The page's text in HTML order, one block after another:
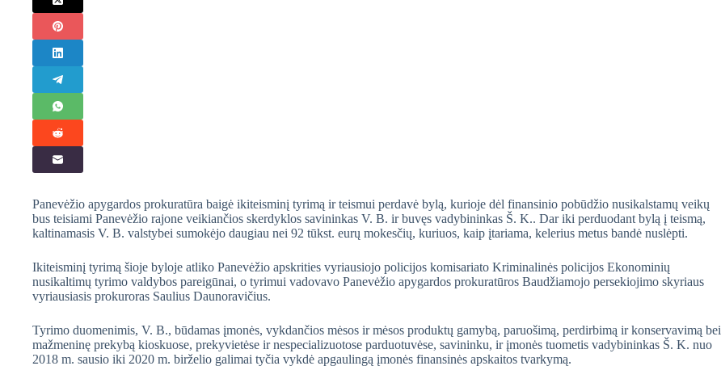
Panevėžio apygardos prokuratūra baigė ikiteisminį tyrimą ir teismui perdavė bylą, kurioje dėl finansinio pobūdžio nusikalstamų veikų
bus teisiami Panevėžio rajone veikiančios skerdyklos savininkas V. B. ir buvęs vadybininkas Š. K.. Dar iki perduodant bylą į teismą,
kaltinamasis V. B. valstybei sumokėjo daugiau nei 92 tūkst. eurų mokesčių, kuriuos, kaip įtariama, kelerius metus bandė nuslėpti.
Ikiteisminį tyrimą šioje byloje atliko Panevėžio apskrities vyriausiojo policijos komisariato Kriminalinės policijos Ekonominių
nusikaltimų tyrimo valdybos pareigūnai, o tyrimui vadovavo Panevėžio apygardos prokuratūros Baudžiamojo persekiojimo skyriaus
vyriausiasis prokuroras Saulius Daunoravičius.
Tyrimo duomenimis, V. B., būdamas įmonės, vykdančios mėsos ir mėsos produktų gamybą, paruošimą, perdirbimą ir konservavimą bei
mažmeninę prekybą kioskuose, prekyvietėse ir nespecializuotose parduotuvėse, savininku, ir įmonės tuometis vadybininkas Š. K. nuo
2018 m. sausio iki 2020 m. birželio galimai tyčia vykdė apgaulingą įmonės finansinės apskaitos tvarkymą.